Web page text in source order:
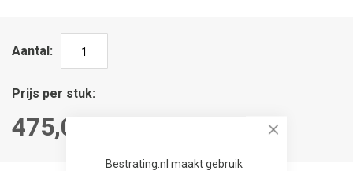
Bestrating.nl maakt gebruik
Aantal
Prijs per stuk
475,00